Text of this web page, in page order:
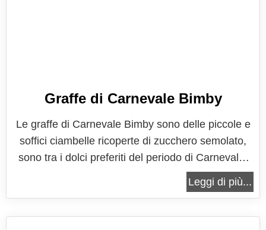
Graffe di Carnevale Bimby
Le graffe di Carnevale Bimby sono delle piccole e
soffici ciambelle ricoperte di zucchero semolato,
sono tra i dolci preferiti del periodo di Carnevale,
adorato da tutti ma venerato soprattutto da più
piccini. Questa ricetta di graffe di carnevale Bimby
Leggi di più...